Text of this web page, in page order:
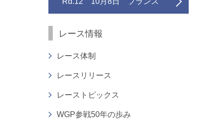
レース情報
レース体制
レースリリース
レーストピックス
WGP参戦50年の歩み